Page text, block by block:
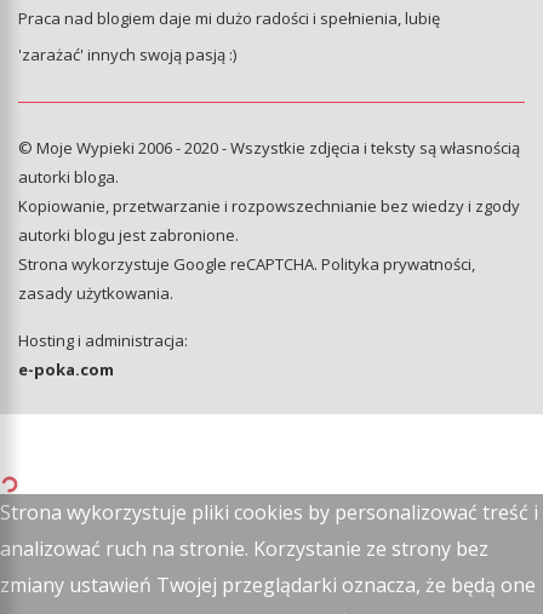
Praca nad blogiem daje mi dużo radości i spełnienia, lubię
'zarażać' innych swoją pasją :)
© Moje Wypieki 2006 - 2020 - Wszystkie zdjęcia i teksty są własnością
autorki bloga.
Kopiowanie, przetwarzanie i rozpowszechnianie bez wiedzy i zgody
autorki blogu jest zabronione.
Strona wykorzystuje Google reCAPTCHA. Polityka prywatności,
zasady użytkowania.
Hosting i administracja:
e-poka.com
Strona wykorzystuje pliki cookies by personalizować treść i
analizować ruch na stronie. Korzystanie ze strony bez
zmiany ustawień Twojej przeglądarki oznacza, że będą one